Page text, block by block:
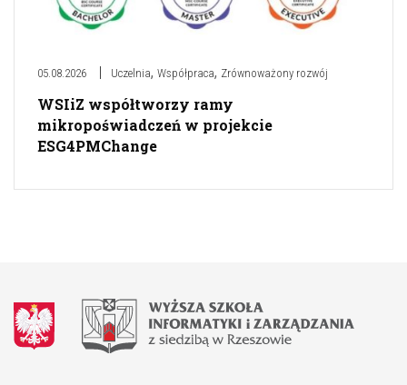
05.08.2026 Uczelnia, Współpraca, Zrównoważony rozwój
WSIiZ współtworzy ramy
mikropoświadczeń w projekcie
ESG4PMChange